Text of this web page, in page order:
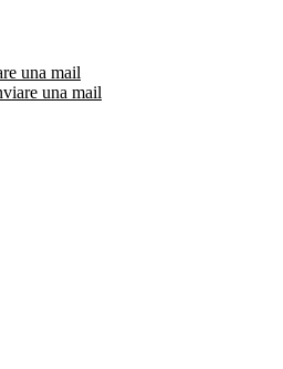
una mail
una mail